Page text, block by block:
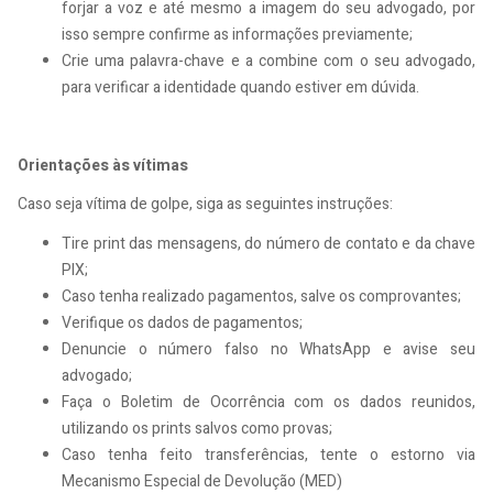
forjar a voz e até mesmo a imagem do seu advogado, por
isso sempre confirme as informações previamente;
Crie uma palavra-chave e a combine com o seu advogado,
para verificar a identidade quando estiver em dúvida.
Orientações às vítimas
Caso seja vítima de golpe, siga as seguintes instruções:
Tire print das mensagens, do número de contato e da chave
PIX;
Caso tenha realizado pagamentos, salve os comprovantes;
Verifique os dados de pagamentos;
Denuncie o número falso no WhatsApp e avise seu
advogado;
Faça o Boletim de Ocorrência com os dados reunidos,
utilizando os prints salvos como provas;
Caso tenha feito transferências, tente o estorno via
Mecanismo Especial de Devolução (MED)